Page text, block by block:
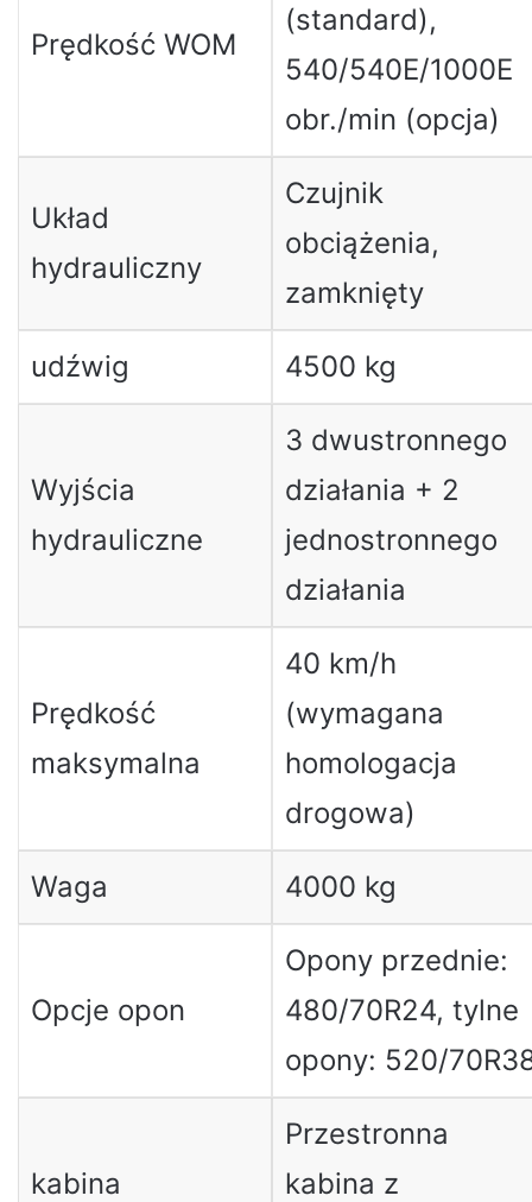
Prędkość WOM
(standard),
540/540E/1000E
obr./min (opcja)
Układ
hydrauliczny
Czujnik
obciążenia,
zamknięty
udźwig 4500 kg
Wyjścia
hydrauliczne
3 dwustronnego
działania + 2
jednostronnego
działania
Prędkość
maksymalna
40 km/h
(wymagana
homologacja
drogowa)
Waga 4000 kg
Opcje opon
Opony przednie:
480/70R24, tylne
opony: 520/
kabina
Przestronna
kabina z